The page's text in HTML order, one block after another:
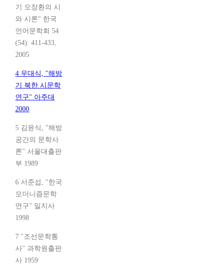
기 오장환의 시
와 시론" 한국
언어문학회 54
(54): 411-433,
2005
4 우대식, "해방
기 북한 시문학
연구" 아주대
2000
5 김윤식, "해방
공간의 문학사
론" 서울대출판
부 1989
6 서준섭, "한국
모더니즘문학
연구" 일지사
1998
7 "조선문학통
사" 과학원출판
사 1959